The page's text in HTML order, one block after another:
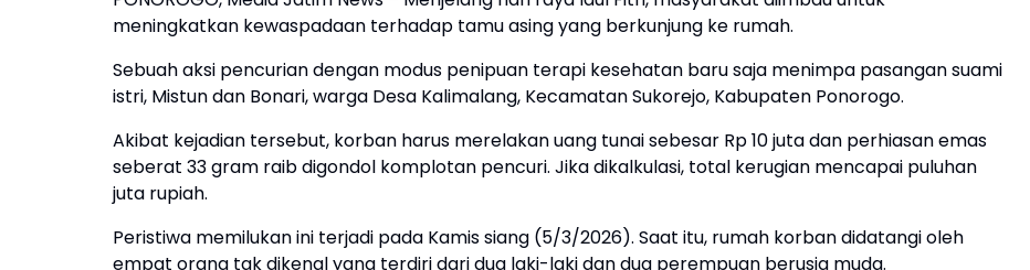
meningkatkan kewaspadaan terhadap tamu asing yang berkunjung ke rumah.
Sebuah aksi pencurian dengan modus penipuan terapi kesehatan baru saja menimpa pasangan suami
istri, Mistun dan Bonari, warga Desa Kalimalang, Kecamatan Sukorejo, Kabupaten Ponorogo.
Akibat kejadian tersebut, korban harus merelakan uang tunai sebesar Rp 10 juta dan perhiasan emas
seberat 33 gram raib digondol komplotan pencuri. Jika dikalkulasi, total kerugian mencapai puluhan
juta rupiah.
Peristiwa memilukan ini terjadi pada Kamis siang (5/3/2026). Saat itu, rumah korban didatangi oleh
empat orang tak dikenal yang terdiri dari dua laki-laki dan dua perempuan berusia muda.